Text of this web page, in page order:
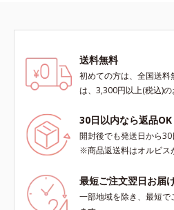
送料無料
初めての方は、全国送
は、3,300円以上(税込)
30日以内なら返品OK
開封後でも発送日から
※商品返送料はオルビス
最短ご注文翌日お届
一部地域を除き、最短で